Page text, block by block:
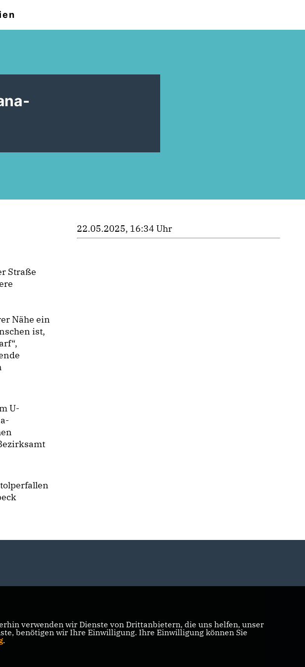
Straße
Nähe ein
ist,
U-
22.05.2025, 16:34 Uhr
verwenden wir Dienste von Drittanbietern, die uns helfen, unser
benötigen wir Ihre Einwilligung. Ihre Einwilligung können Sie
.